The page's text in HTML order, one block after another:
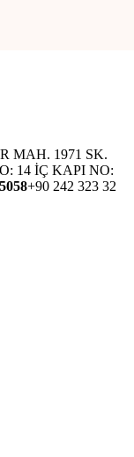
MAH. 1971 SK.
14 İÇ KAPI NO:
+90 242 323 32